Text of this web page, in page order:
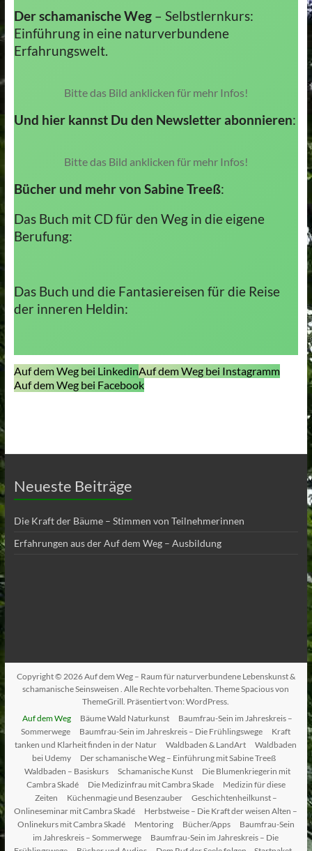
Der schamanische Weg – Selbstlernkurs:
Einführung in eine naturverbundene
Erfahrungswelt.
Bitte das Bild anklicken für mehr Infos!
Und hier kannst Du den Newsletter abonnieren:
Bitte das Bild anklicken für mehr Infos!
Bücher und mehr von Sabine Treeß:
Das Buch mit CD für den Weg in die eigene
Berufung:
Das Buch und die Fantasiereisen für die Reise
der inneren Heldin:
Auf dem Weg bei LinkedinAuf dem Weg bei Instagramm
Auf dem Weg bei Facebook
Neueste Beiträge
Die Kraft der Bäume – Stimmen von Teilnehmerinnen
Erfahrungen aus der Auf dem Weg – Ausbildung
Copyright © 2026Auf dem Weg – Raum für naturverbundene Lebenskunst &
schamanische Seinsweisen. Alle Rechte vorbehalten. ThemeSpaciousvon
ThemeGrill. Präsentiert von:WordPress.
Auf dem Weg
Bäume Wald Naturkunst
Baumfrau-Sein im Jahreskreis –
Sommerwege
Baumfrau-Sein im Jahreskreis – Die Frühlingswege
Kraft
tanken und Klarheit finden in der Natur
Waldbaden & LandArt
Waldbaden
bei Udemy
Der schamanische Weg – Einführung mit Sabine Treeß
Waldbaden – Basiskurs
Schamanische Kunst
Die Blumenkriegerin mit
Cambra Skadé
Die Medizinfrau mit Cambra Skade
Medizin für diese
Zeiten
Küchenmagie und Besenzauber
Geschichtenheilkunst –
Onlineseminar mit Cambra Skadé
Herbstweise – Die Kraft der weisen Alten –
Onlinekurs mit Cambra Skadé
Mentoring Bücher/Apps
Baumfrau-Sein
im Jahreskreis – Sommerwege
Baumfrau-Sein im Jahreskreis – Die